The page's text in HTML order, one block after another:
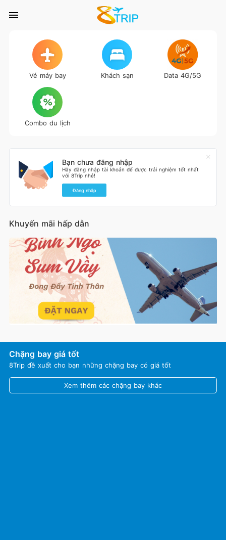
Vé máy bay Khách sạn Data 4G/5G
Combo du lịch
Bạn chưa đăng nhập
Hãy đăng nhập tài khoản để được trải nghiệm tốt nhất
với 8Trip nhé!
Đăng nhập
Khuyến mãi hấp dẫn
Chặng bay giá tốt
8Trip đề xuất cho bạn những chặng bay có giá tốt
Xem thêm các chặng bay khác